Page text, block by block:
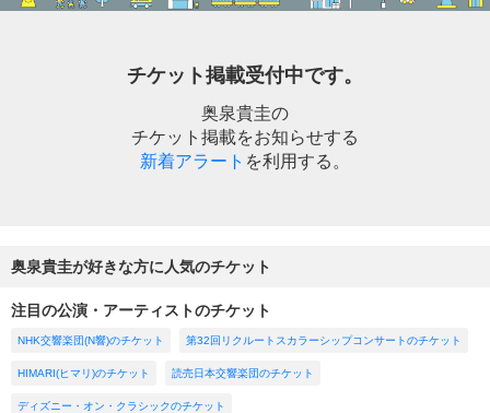
チケット掲載受付中です。
奥泉貴圭の
チケット掲載をお知らせする
新着アラート を利用する。
奥泉貴圭が好きな方に人気のチケット
注目の公演・アーティストのチケット
NHK交響楽団(N響)のチケット 第32回リクルートスカラーシップコンサートのチケット
HIMARI(ヒマリ)のチケット 読売日本交響楽団のチケット
ディズニー・オン・クラシックのチケット